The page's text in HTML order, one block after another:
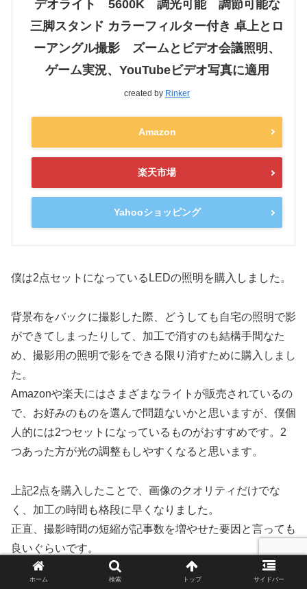
デオライト 5600K 調光可能 調節可能な
三脚スタンド カラーフィルター付き 卓上とロ
ーアングル撮影 ズームとビデオ会議照明、
ゲーム実況、YouTubeビデオ写真に適用
created by Rinker
Amazon
楽天市場
Yahooショッピング
僕は2点セットになっているLEDの照明を購入しました。
背景布をバックに撮影した際、どうしても自宅の照明で影
ができてしまったりして、加工で消すのも結構手間なた
め、撮影用の照明で影をできる限り消すために購入しまし
た。
Amazonや楽天にはさまざまなライトが販売されているの
で、お好みのものを選んで問題ないかと思いますが、僕個
人的には2つセットになっているものがおすすめです。2
つあった方が光の調整もしやすくなると思います。
上記2点を購入したことで、画像のクオリティだけでな
く、加工の時間も格段に早くなりました。
正直、撮影時間の短縮が記事数を増やせた要因と言っても
良いぐらいです。
ホーム 検索 トップ サイドバー